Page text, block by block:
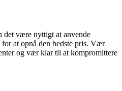
det være nyttigt at anvende
at opnå den bedste pris. Vær
og vær klar til at kompromittere